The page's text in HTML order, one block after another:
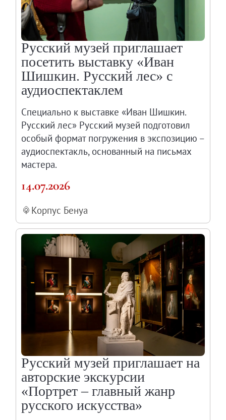
Русский музей приглашает
посетить выставку «Иван
Шишкин. Русский лес» с
аудиоспектаклем
Специально к выставке «Иван Шишкин.
Русский лес» Русский музей подготовил
особый формат погружения в экспозицию –
аудиоспектакль, основанный на письмах
мастера.
14.07.2026
Корпус Бенуа
Русский музей приглашает на
авторские экскурсии
«Портрет – главный жанр
русского искусства»